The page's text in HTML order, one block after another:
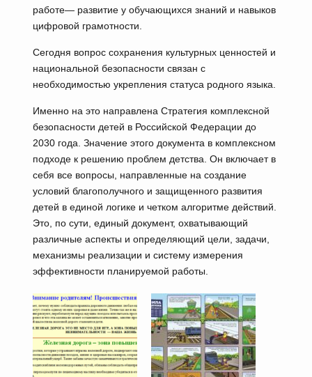
работе— развитие у обучающихся знаний и навыков
цифровой грамотности.
Сегодня вопрос сохранения культурных ценностей и
национальной безопасности связан с
необходимостью укрепления статуса родного языка.
Именно на это направлена Стратегия комплексной
безопасности детей в Российской Федерации до
2030 года. Значение этого документа в комплексном
подходе к решению проблем детства. Он включает в
себя все вопросы, направленные на создание
условий благополучного и защищенного развития
детей в единой логике и четком алгоритме действий.
Это, по сути, единый документ, охватывающий
различные аспекты и определяющий цели, задачи,
механизмы реализации и систему измерения
эффективности планируемой работы.